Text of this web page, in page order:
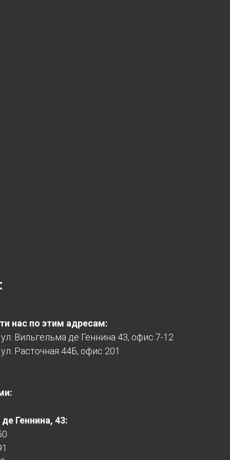
нас по этим адресам:
ул. Вильгельма де Геннина 43, офис 7-12
ул. Расточная 44Б, офис 201
Геннина, 43: